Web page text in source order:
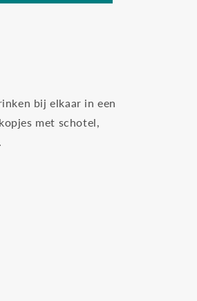
bij elkaar in een
met schotel,